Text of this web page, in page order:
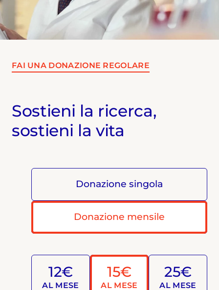
FAI UNA DONAZIONE REGOLARE
Sostieni la ricerca,
sostieni la vita
Donazione singola
Donazione mensile
12€
AL MESE
15€
AL MESE
25€
AL MESE